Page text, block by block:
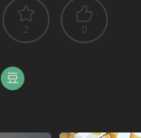
2 0